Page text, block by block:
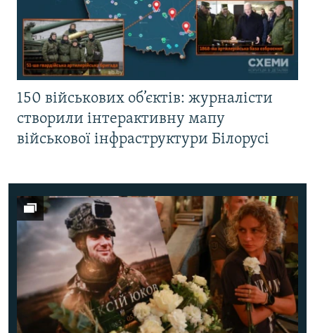
150 військових об’єктів: журналісти
створили інтерактивну мапу
військової інфраструктури Білорусі